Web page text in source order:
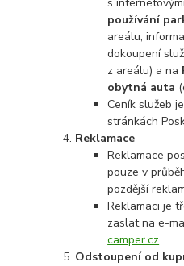
používání
areálu,
dokoupení
z areálu) a na
obytná auta
Ceník služeb
stránkách
Reklamace
Reklamace
pouze v
pozdější
Reklamaci je
zaslat na e-
camper.cz.
Odstoupení od